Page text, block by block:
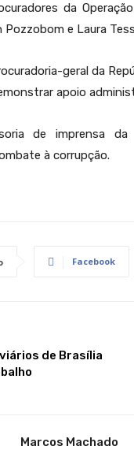
da
Pozzobom e Laura
geral da
apoio
de imprensa
à corrupção.
Facebook
de Brasília
Marcos Machado